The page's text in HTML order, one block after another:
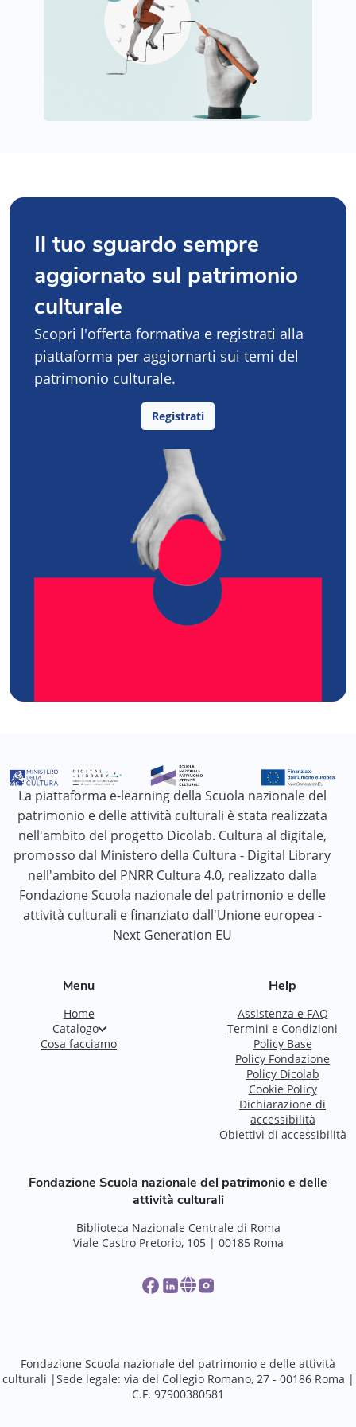
Il tuo sguardo sempre
aggiornato sul patrimonio
culturale
Scopri l'offerta formativa e registrati alla
piattaforma per aggiornarti sui temi del
patrimonio culturale.
Registrati
La piattaforma e-learning della Scuola nazionale del
patrimonio e delle attività culturali è stata realizzata
nell'ambito del progetto Dicolab. Cultura al digitale,
promosso dal Ministero della Cultura - Digital Library
nell'ambito del PNRR Cultura 4.0, realizzato dalla
Fondazione Scuola nazionale del patrimonio e delle
attività culturali e finanziato dall'Unione europea -
Next Generation EU
Menu
Home
Catalogo
Cosa facciamo
Help
Assistenza e FAQ
Termini e Condizioni
Policy Base
Policy Fondazione
Policy Dicolab
Cookie Policy
Dichiarazione di
accessibilità
Obiettivi di accessibilità
Fondazione Scuola nazionale del patrimonio e delle
attività culturali
Biblioteca Nazionale Centrale di Roma
Viale Castro Pretorio, 105 | 00185 Roma
Fondazione Scuola nazionale del patrimonio e delle attività
culturali |Sede legale: via del Collegio Romano, 27 - 00186 Roma |
C.F. 97900380581